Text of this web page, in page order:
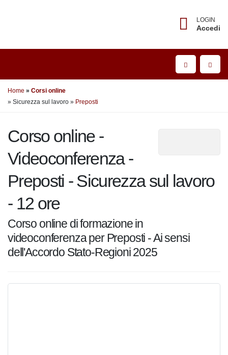
LOGIN
Accedi
Home
Corsi online
» Sicurezza sul lavoro» Preposti
Corso online -
Videoconferenza -
Preposti - Sicurezza sul
lavoro - 12 ore
Corso online di formazione in
videoconferenza per Preposti - Ai sensi
dell'Accordo Stato-Regioni 2025